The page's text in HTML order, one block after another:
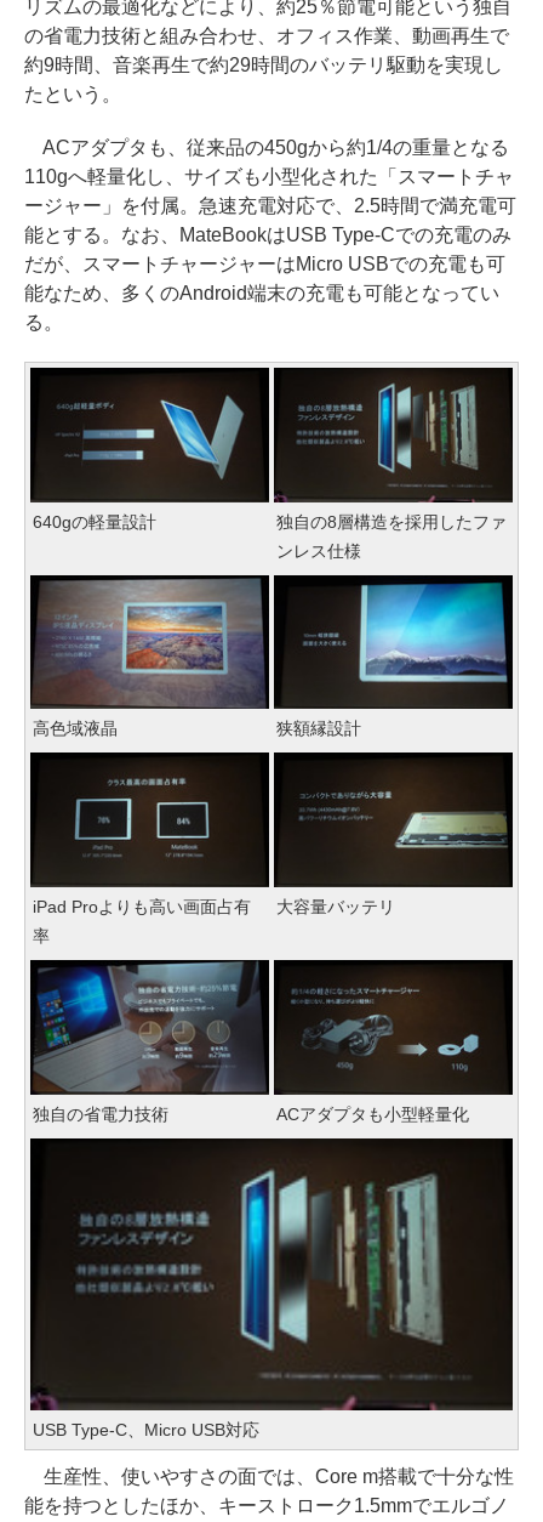
リズムの最適化などにより、約25％節電可能という独自
の省電力技術と組み合わせ、オフィス作業、動画再生で
約9時間、音楽再生で約29時間のバッテリ駆動を実現し
たという。
ACアダプタも、従来品の450gから約1/4の重量となる
110gへ軽量化し、サイズも小型化された「スマートチャ
ージャー」を付属。急速充電対応で、2.5時間で満充電可
能とする。なお、MateBookはUSB Type-Cでの充電のみ
だが、スマートチャージャーはMicro USBでの充電も可
能なため、多くのAndroid端末の充電も可能となってい
る。
640gの軽量設計
独自の8層構造を採用したファ
ンレス仕様
高色域液晶 狭額縁設計
iPad Proよりも高い画面占有
率
大容量バッテリ
独自の省電力技術 ACアダプタも小型軽量化
USB Type-C、Micro USB対応
生産性、使いやすさの面では、Core m搭載で十分な性
能を持つとしたほか、キーストローク1.5mmでエルゴノ